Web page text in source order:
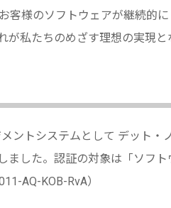
客様のソフトウェアが継続的
私たちのめざす理想の実現と
ントシステムとして デット・
ました。認証の対象は「ソフ
AQ-KOB-RvA）